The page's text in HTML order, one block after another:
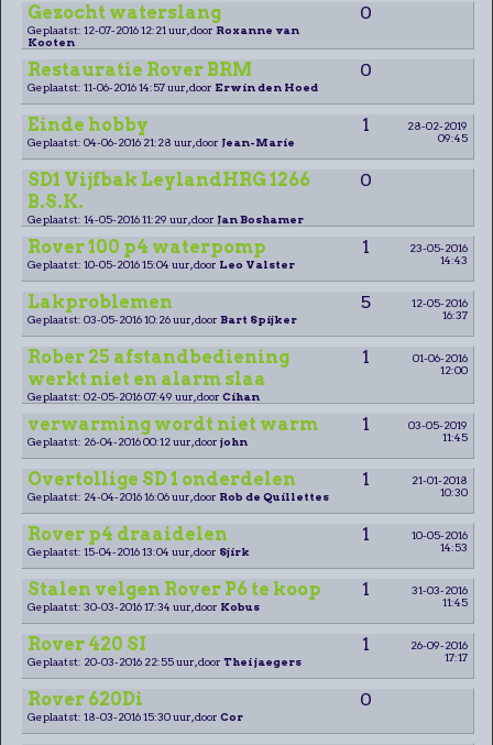
Gezocht waterslang 0
Geplaatst: 12-07-2016 12:21 uur, door Roxanne van
Kooten
Restauratie Rover BRM 0
Geplaatst: 11-06-2016 14:57 uur, door Erwin den Hoed
Einde hobby 1
28-02-2019
09:45
Geplaatst: 04-06-2016 21:28 uur, door Jean-Marie
SD1 Vijfbak LeylandHRG 1266
B.S.K.
0
Geplaatst: 14-05-2016 11:29 uur, door Jan Boshamer
Rover 100 p4 waterpomp 1
23-05-2016
14:43
Geplaatst: 10-05-2016 15:04 uur, door Leo Valster
Lakproblemen 5
12-05-2016
16:37
Geplaatst: 03-05-2016 10:26 uur, door Bart Spijker
Rober 25 afstandbediening
werkt niet en alarm slaa
1
01-06-2016
12:00
Geplaatst: 02-05-2016 07:49 uur, door Cihan
verwarming wordt niet warm 1
03-05-2019
11:45
Geplaatst: 26-04-2016 00:12 uur, door john
Overtollige SD 1 onderdelen 1
21-01-2018
10:30
Geplaatst: 24-04-2016 16:06 uur, door Rob de Quillettes
Rover p4 draaidelen 1
10-05-2016
14:53
Geplaatst: 15-04-2016 13:04 uur, door Sjirk
Stalen velgen Rover P6 te koop 1
31-03-2016
11:45
Geplaatst: 30-03-2016 17:34 uur, door Kobus
Rover 420 SI 1
26-09-2016
17:17
Geplaatst: 20-03-2016 22:55 uur, door Thei jaegers
Rover 620Di 0
Geplaatst: 18-03-2016 15:30 uur, door Cor